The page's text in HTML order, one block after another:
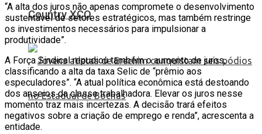
Country XCO
“A alta dos juros não apenas compromete o desenvolvimento
sustentável de setores estratégicos, mas também restringe
os investimentos necessários para impulsionar a
produtividade”.
A Força Sindical repudiou também o aumento de juros,
classificando a alta da taxa Selic de “prêmio aos
especuladores”. “A atual política econômica está destoando
dos anseios da classe trabalhadora. Elevar os juros nesse
momento traz mais incertezas. A decisão trará efeitos
negativos sobre a criação de emprego e renda”, acrescenta a
entidade.